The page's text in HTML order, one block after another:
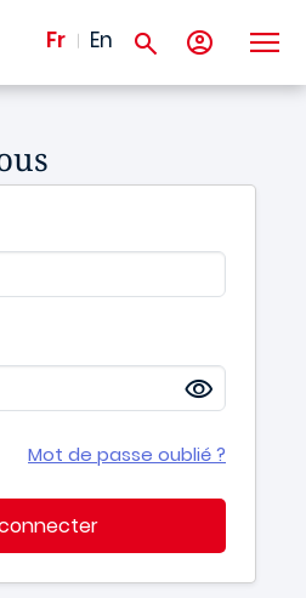
Fr En
Mot de passe oublié ?